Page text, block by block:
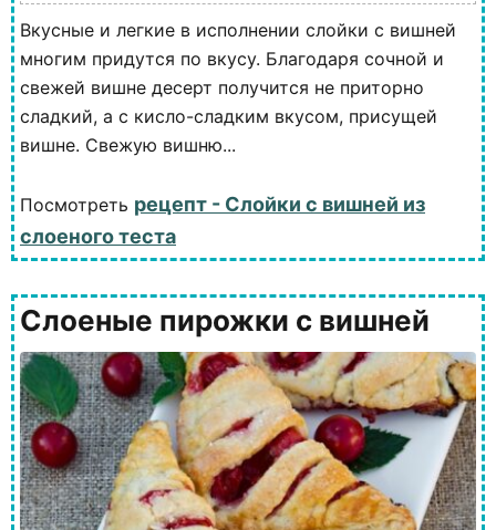
Вкусные и легкие в исполнении слойки с вишней
многим придутся по вкусу. Благодаря сочной и
свежей вишне десерт получится не приторно
сладкий, а с кисло-сладким вкусом, присущей
вишне. Свежую вишню...
Посмотреть рецепт - Слойки с вишней из
слоеного теста
Слоеные пирожки с вишней